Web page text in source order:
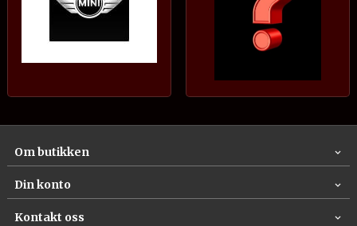
Om butikken
Din konto
Kontakt oss